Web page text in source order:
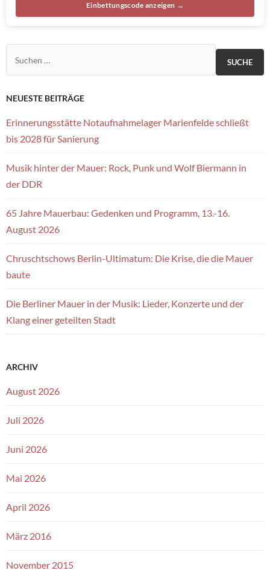
Einbettungscode anzeigen →
NEUESTE BEITRÄGE
Erinnerungsstätte Notaufnahmelager Marienfelde schließt
bis 2028 für Sanierung
Musik hinter der Mauer: Rock, Punk und Wolf Biermann in
der DDR
65 Jahre Mauerbau: Gedenken und Programm, 13.-16.
August 2026
Chruschtschows Berlin-Ultimatum: Die Krise, die die Mauer
baute
Die Berliner Mauer in der Musik: Lieder, Konzerte und der
Klang einer geteilten Stadt
ARCHIV
August 2026
Juli 2026
Juni 2026
Mai 2026
April 2026
März 2016
November 2015